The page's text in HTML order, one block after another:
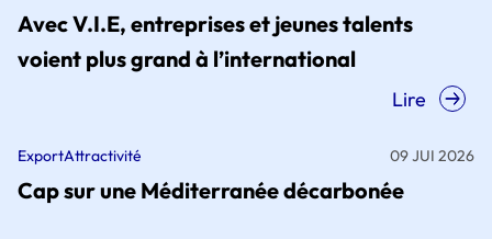
Avec V.I.E, entreprises et jeunes talents
voient plus grand à l’international
Lire
ExportAttractivité 09 JUI 2026
Cap sur une Méditerranée décarbonée